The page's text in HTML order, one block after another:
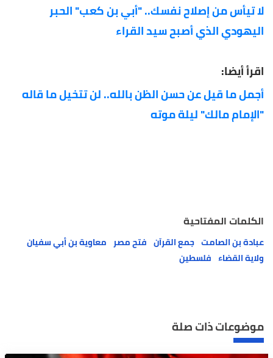
لا تيأس من إصلاح نفسك.. "أبي بن كعب" الحبر
اليهودي الذي أصبح سيد القراء
اقرأ أيضا:
أجمل ما قيل عن حسن الظن بالله.. لن تتخيل ما قاله
"الإمام مالك" ليلة موته
الكلمات المفتاحية
عبادة بن الصامت جمع القرآن فتح مصر معاوية بن أبي سفيان
ولاية القضاء فلسطين
موضوعات ذات صلة